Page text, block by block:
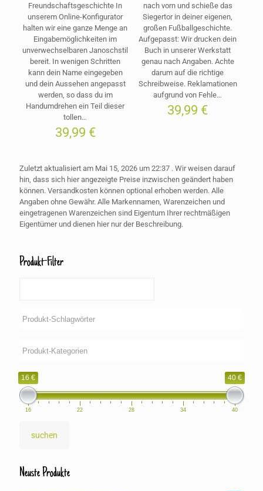
Freundschaftsgeschichte In
unserem Online-Konfigurator
halten wir eine ganze Menge an
Eingabemöglichkeiten im
unverwechselbaren Janoschstil
bereit. In wenigen Schritten
kann dein Name eingegeben
und dein Aussehen angepasst
werden, so dass du im
Handumdrehen ein Teil dieser
tollen…
39,99 €
nach vorn und schieße das
Siegertor in deiner eigenen,
großen Fußballgeschichte.
Aufgepasst: Wir drucken dein
Buch in unserer Werkstatt
genau nach Angaben. Achte
darum auf die richtige
Schreibweise. Reklamationen
aufgrund von Fehle…
39,99 €
Zuletzt aktualisiert am Mai 15, 2026 um 22:37 . Wir weisen darauf
hin, dass sich hier angezeigte Preise inzwischen geändert haben
können. Versandkosten können optional erhoben werden. Alle
Angaben ohne Gewähr. Alle Markennamen, Warenzeichen und
eingetragenen Warenzeichen sind Eigentum Ihrer rechtmäßigen
Eigentümer und dienen hier nur der Beschreibung.
Produkt-Filter
16 € 40 €
16 22 28 34 40
suchen
Neuste Produkte